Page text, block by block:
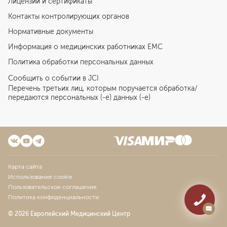
Контакты контролирующих органов
Нормативные документы
Информация о медицинских работниках EMC
Политика обработки персональных данных
Сообщить о событии в JCI
Перечень третьих лиц, которым поручается обработка/
передаются персональных (-е) данных (-е)
Карта сайта
Использование cookie
Пользовательское соглашение
Политика конфиденциальности
© 2026 Европейский Медицинский Центр